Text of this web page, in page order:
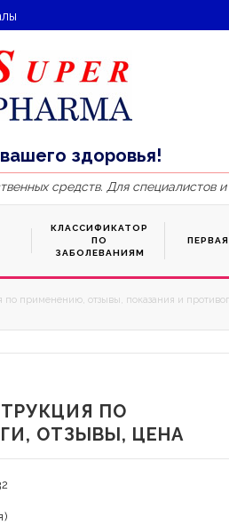
здоровья!
средств. Для специалистов
КЛАССИФИКАТОР
ПО
ЗАБОЛЕВАНИЯМ
применению, отзывы, показания и
ПО
ОТЗЫВЫ, ЦЕНА